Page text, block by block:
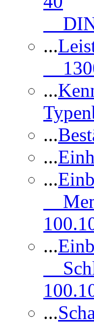
DIN
...
...
...
...
...
...
...